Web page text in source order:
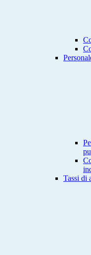
Tassi di